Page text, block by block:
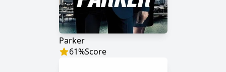
Parker
61%Score